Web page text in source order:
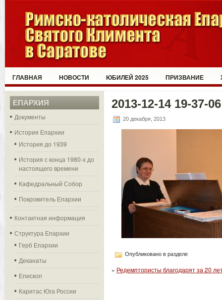
ГЛАВНАЯ НОВОСТИ ЮБИЛЕЙ 2025 ПРИЗВАНИЕ
ЕПАРХИЯ
Документы
История Епархии
История до 1939
История с конца 1980-х до
настоящего времени
Кафедральный Собор
Покровитель Епархии
Контактная информация
Структура Епархии
Герб Епархии
Деканаты
Епископ
Каритас Юга России
2013-12-14 19-37-06
20 декабря, 2013
Опубликовано в разделе
« Редемптористы благодарят за 20